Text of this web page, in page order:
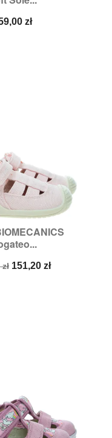
zł
Cena
151,20 zł
podgląd
20,